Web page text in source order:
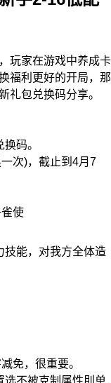
家在游戏中养成卡
福利更好的开局，那
礼包兑换码分享。
码。
次)，截止到4月7
使
能，对我方全体造
免，很重要。
不被克制属性刖单